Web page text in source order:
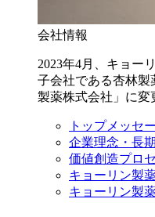
会社情報
2023年4月、キョー
子会社である杏林製
製薬株式会社」に変
トップメッセ
企業理念・長
価値創造プロ
キョーリン製
キョーリン製